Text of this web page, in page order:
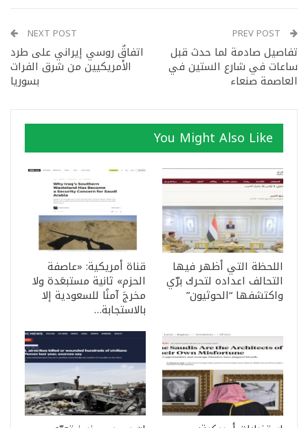
تفاصيل صادمة لما حدث قبل
ساعات في شارع الستين في
العاصمة صنعاء
NEXT POST
اتفاقٌ روسي إيراني على طرد
الأمريكيين من شرق الفرات
بسوريا
You Might Also Like
اللحظة التي أظهر فيها
التحالف اعداده لتحرك برّي
واكتشفها “الحوثيون”
قناة أمريكية: «عاصفة
الحزم» ثانية مستبعَدة ولا
مخرجَ آمنًا للسعودية إلا
بالاستجابة…